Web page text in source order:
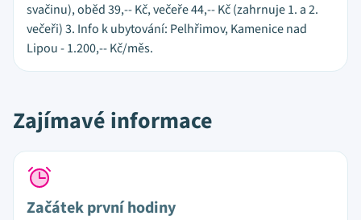
svačinu), oběd 39,-- Kč, večeře 44,-- Kč (zahrnuje 1. a 2.
večeři) 3. Info k ubytování: Pelhřimov, Kamenice nad
Lipou - 1.200,-- Kč/měs.
Zajímavé informace
Začátek první hodiny